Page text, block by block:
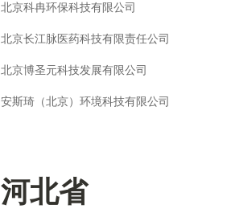
北京科冉环保科技有限公司
北京长江脉医药科技有限责任公司
北京博圣元科技发展有限公司
安斯琦（北京）环境科技有限公司
河北省